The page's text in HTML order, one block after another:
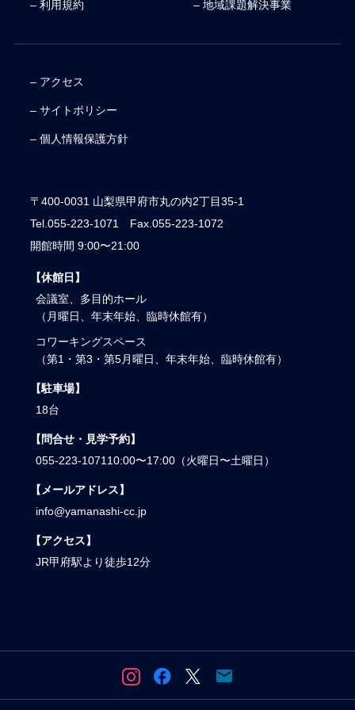
– 利用規約 – 地域課題解決事業
– アクセス
– サイトポリシー
– 個人情報保護方針
〒400-0031 山梨県甲府市丸の内2丁目35-1
Tel.055-223-1071 Fax.055-223-1072
開館時間 9:00〜21:00
【休館日】
会議室、多目的ホール
（月曜日、年末年始、臨時休館有）
コワーキングスペース
（第1・第3・第5月曜日、年末年始、臨時休館有）
【駐車場】
18台
【問合せ・見学予約】
055-223-107110:00〜17:00（火曜日〜土曜日）
【メールアドレス】
info@yamanashi-cc.jp
【アクセス】
JR甲府駅より徒歩12分